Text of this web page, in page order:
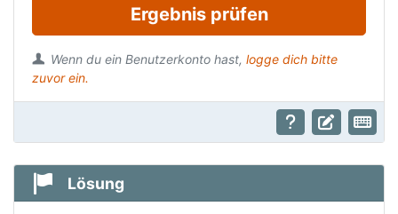
Ergebnis prüfen
Wenn du ein Benutzerkonto hast, logge dich bitte
zuvor ein.
Lösung